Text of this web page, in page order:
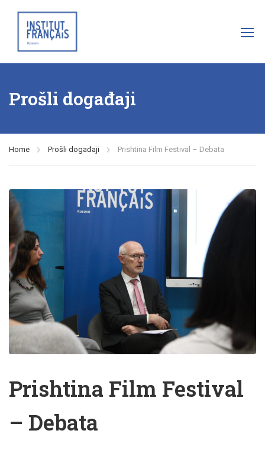
Prošli događaji
Home Prošli događaji Prishtina Film Festival – Debata
Prishtina Film Festival
– Debata